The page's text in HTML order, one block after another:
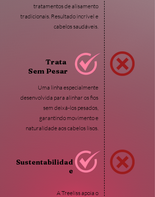
tratamentos de alisamento
tradicionais. Resultado incrível e
cabelos saudáveis.
Trata
Sem Pesar
Uma linha especialmente
desenvolvida para alinhar os fios
sem deixá-los pesados,
garantindo movimento e
naturalidade aos cabelos lisos.
Sustentabilidad
e
A Treeliss apoia o